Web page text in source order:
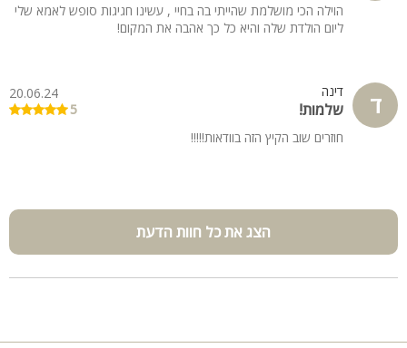
הוילה הכי מושלמת שהייתי בה בחיי , עשינו חגיגות סופש לאמא שלי
ליום הולדת שלה והיא כל כך אהבה את המקום!
ד דינה
שלמות!
20.06.24
5
חוזרים שוב הקיץ הזה בוודאות!!!!!
הצג את כל חוות הדעת